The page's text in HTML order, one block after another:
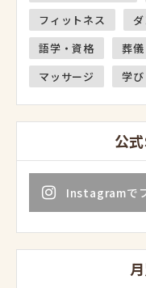
フィットネス
語学・資格
葬
マッサージ
学
公
Instagramで